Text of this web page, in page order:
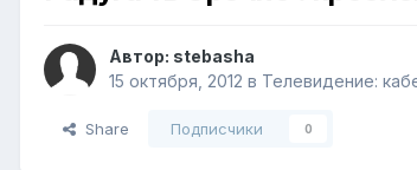
Автор: stebasha
15 октября, 2012 в Телевидение:
Share Подписчики 0